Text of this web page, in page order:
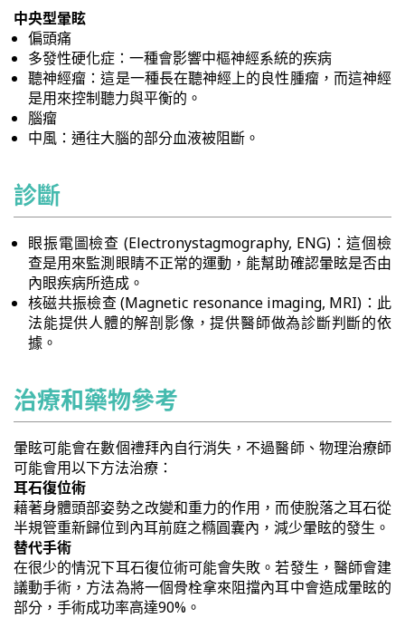
中央型暈眩
偏頭痛
多發性硬化症：一種會影響中樞神經系統的疾病
聽神經瘤：這是一種長在聽神經上的良性腫瘤，而這神經
是用來控制聽力與平衡的。
腦瘤
中風：通往大腦的部分血液被阻斷。
診斷
眼振電圖檢查 (Electronystagmography, ENG)：這個檢
查是用來監測眼睛不正常的運動，能幫助確認暈眩是否由
內眼疾病所造成。
核磁共振檢查 (Magnetic resonance imaging, MRI)：此
法能提供人體的解剖影像，提供醫師做為診斷判斷的依
據。
治療和藥物參考
暈眩可能會在數個禮拜內自行消失，不過醫師、物理治療師
可能會用以下方法治療：
耳石復位術
藉著身體頭部姿勢之改變和重力的作用，而使脫落之耳石從
半規管重新歸位到內耳前庭之橢圓囊內，減少暈眩的發生。
替代手術
在很少的情況下耳石復位術可能會失敗。若發生，醫師會建
議動手術，方法為將一個骨栓拿來阻擋內耳中會造成暈眩的
部分，手術成功率高達90%。